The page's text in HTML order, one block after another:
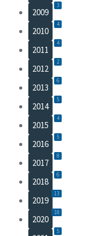
2009
3
2010
4
2011
4
2012
2
2013
6
2014
5
2015
4
2016
5
2017
8
2018
6
2019
13
2020
18
5